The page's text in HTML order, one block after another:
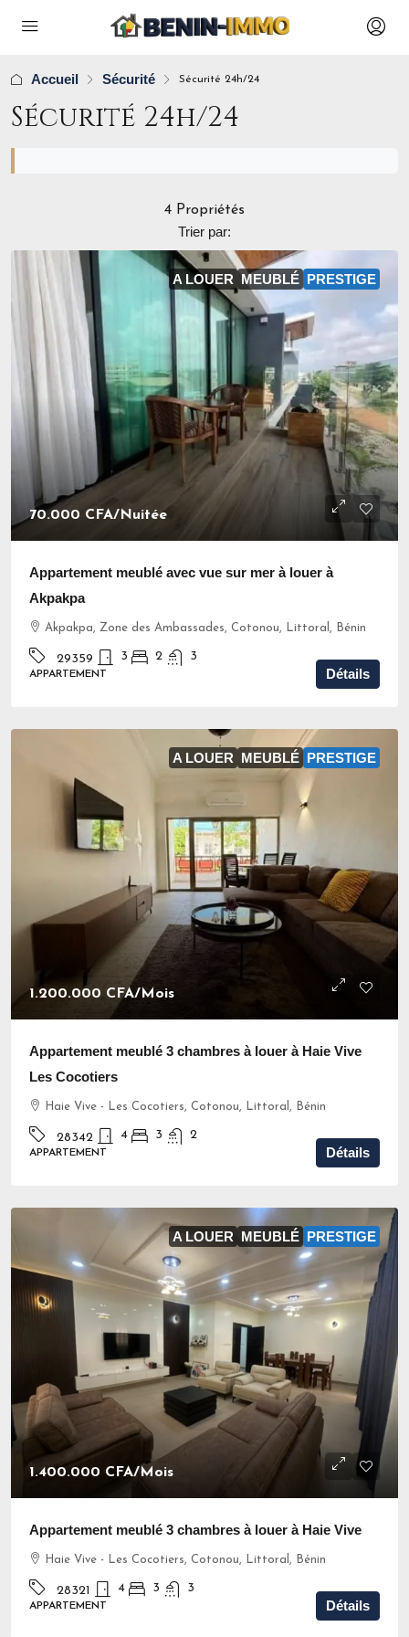
Accueil Sécurité Sécurité 24h/24
Sécurité 24h/24
4 Propriétés
Trier par:
A LOUER MEUBLÉ PRESTIGE
70.000 CFA/Nuitée
Appartement meublé avec vue sur mer à louer à
Akpakpa
Akpakpa, Zone des Ambassades, Cotonou, Littoral, Bénin
29359 3 2 3
APPARTEMENT Détails
A LOUER MEUBLÉ PRESTIGE
1.200.000 CFA/Mois
Appartement meublé 3 chambres à louer à Haie Vive
Les Cocotiers
Haie Vive - Les Cocotiers, Cotonou, Littoral, Bénin
28342 4 3 2
APPARTEMENT Détails
A LOUER MEUBLÉ PRESTIGE
1.400.000 CFA/Mois
Appartement meublé 3 chambres à louer à Haie Vive
Haie Vive - Les Cocotiers, Cotonou, Littoral, Bénin
28321 4 3 3
APPARTEMENT Détails